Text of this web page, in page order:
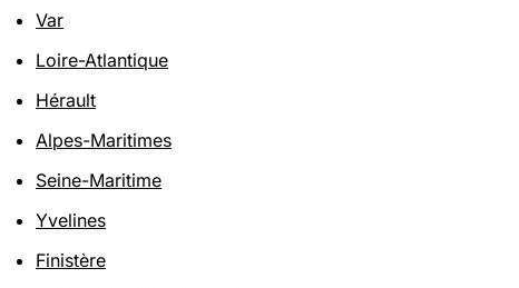
Var
Loire-Atlantique
Hérault
Alpes-Maritimes
Seine-Maritime
Yvelines
Finistère